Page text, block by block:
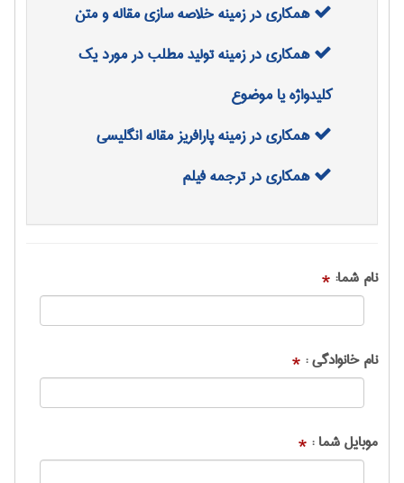
همکاری در زمینه خلاصه سازی مقاله و متن
همکاری در زمینه تولید مطلب در مورد یک
کلیدواژه یا موضوع
همکاری در زمینه پارافریز مقاله انگلیسی
همکاری در ترجمه فیلم
نام شما: *
نام خانوادگی : *
موبایل شما : *